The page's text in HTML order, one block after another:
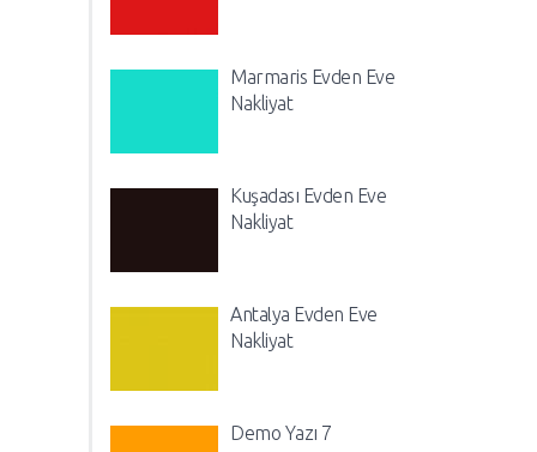
Marmaris Evden Eve
Nakliyat
Kuşadası Evden Eve
Nakliyat
Antalya Evden Eve
Nakliyat
Demo Yazı 7